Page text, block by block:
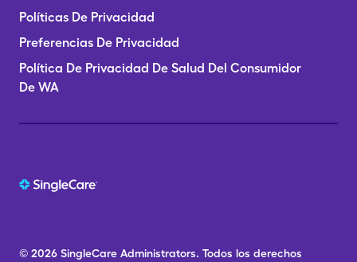
Políticas De Privacidad
Preferencias De Privacidad
Política De Privacidad De Salud Del Consumidor
De WA
© 2026 SingleCare Administrators. Todos los derechos